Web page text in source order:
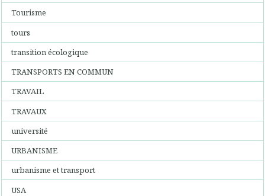
Tourisme
tours
transition écologique
TRANSPORTS EN COMMUN
TRAVAIL
TRAVAUX
université
URBANISME
urbanisme et transport
USA